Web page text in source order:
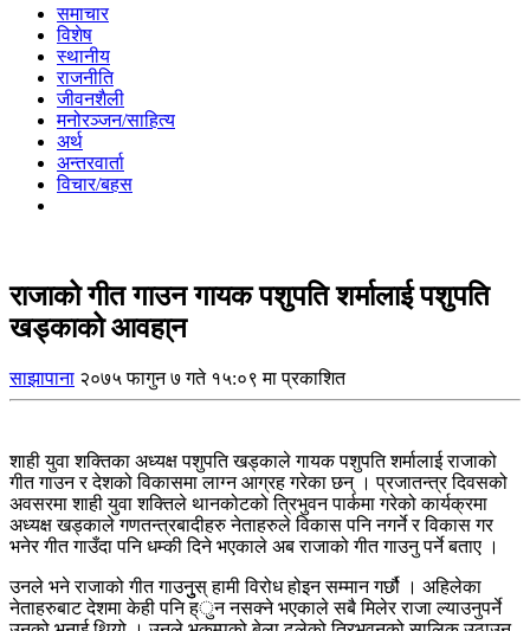
समाचार
विशेष
स्थानीय
राजनीति
जीवनशैली
मनोरञ्जन/साहित्य
अर्थ
अन्तरवार्ता
विचार/बहस
राजाको गीत गाउन गायक पशुपति शर्मालाई पशुपति
खड्काको आवहा्न
साझापाना २०७५ फागुन ७ गते १५:०९ मा प्रकाशित
शाही युवा शक्तिका अध्यक्ष पशुपति खड्काले गायक पशुपति शर्मालाई राजाको
गीत गाउन र देशको विकासमा लाग्न आग्रह गरेका छन् । प्रजातन्त्र दिवसको
अवसरमा शाही युवा शक्तिले थानकोटको त्रिभुवन पार्कमा गरेको कार्यक्रमा
अध्यक्ष खड्काले गणतन्त्रबादीहरु नेताहरुले विकास पनि नगर्ने र विकास गर
भनेर गीत गाउँदा पनि धम्की दिने भएकाले अब राजाको गीत गाउनु पर्ने बताए ।
उनले भने राजाको गीत गाउनुुुस् हामी विरोध होइन सम्मान गर्छौ । अहिलेका
नेताहरुबाट देशमा केही पनि ह्ुन नसक्ने भएकाले सबै मिलेर राजा ल्याउनुपर्ने